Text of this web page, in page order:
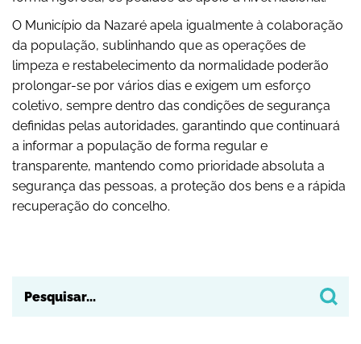
O Município da Nazaré apela igualmente à colaboração
da população, sublinhando que as operações de
limpeza e restabelecimento da normalidade poderão
prolongar-se por vários dias e exigem um esforço
coletivo, sempre dentro das condições de segurança
definidas pelas autoridades, garantindo que continuará
a informar a população de forma regular e
transparente, mantendo como prioridade absoluta a
segurança das pessoas, a proteção dos bens e a rápida
recuperação do concelho.